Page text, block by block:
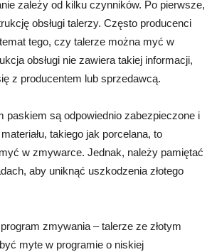
zależy od kilku czynników. Po pierwsze,
obsługi talerzy. Często producenci
tego, czy talerze można myć w
obsługi nie zawiera takiej informacji,
z producentem lub sprzedawcą.
paskiem są odpowiednio zabezpieczone i
takiego jak porcelana, to
w zmywarce. Jednak, należy pamiętać
aby uniknąć uszkodzenia złotego
zmywania – talerze ze złotym
myte w programie o niskiej